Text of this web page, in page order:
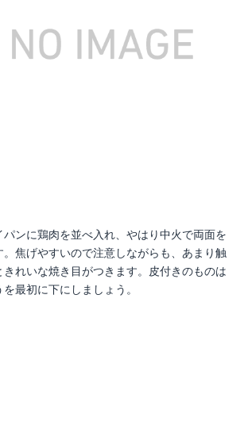
ンに鶏肉を並べ入れ、やはり中火で両面を
。焦げやすいので注意しながらも、あまり触
きれいな焼き目がつきます。皮付きのものは
最初に下にしましょう。